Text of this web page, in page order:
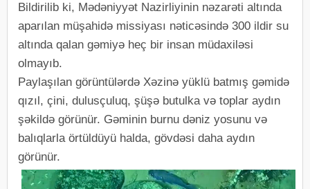
Bildirilib ki, Mədəniyyət Nazirliyinin nəzarəti altında
aparılan müşahidə missiyası nəticəsində 300 ildir su
altında qalan gəmiyə heç bir insan müdaxiləsi
olmayıb.
Paylaşılan görüntülərdə Xəzinə yüklü batmış gəmidə
qızıl, çini, dulusçuluq, şüşə butulka və toplar aydın
şəkildə görünür. Gəminin burnu dəniz yosunu və
balıqlarla örtüldüyü halda, gövdəsi daha aydın
görünür.